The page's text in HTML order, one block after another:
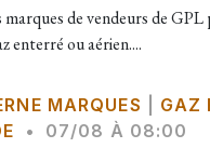
marques de vendeurs de
enterré ou aérien....
MARQUES
GAZ
• 07/08 À 08:00